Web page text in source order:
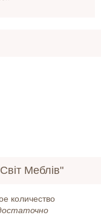
Меблів"
количество